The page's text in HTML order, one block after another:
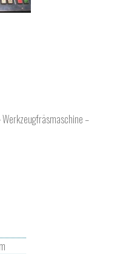
–